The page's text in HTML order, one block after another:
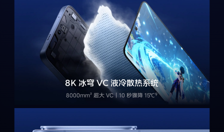
14
8K 冰穹 VC 液冷散热系统
8000mm² 超大 VC｜10 秒骤降 15℃